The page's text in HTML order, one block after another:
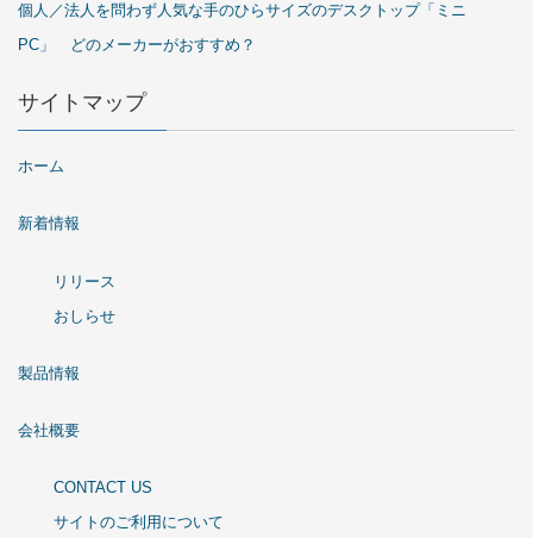
個人／法人を問わず人気な手のひらサイズのデスクトップ「ミニ
PC」 どのメーカーがおすすめ？
サイトマップ
ホーム
新着情報
リリース
おしらせ
製品情報
会社概要
CONTACT US
サイトのご利用について